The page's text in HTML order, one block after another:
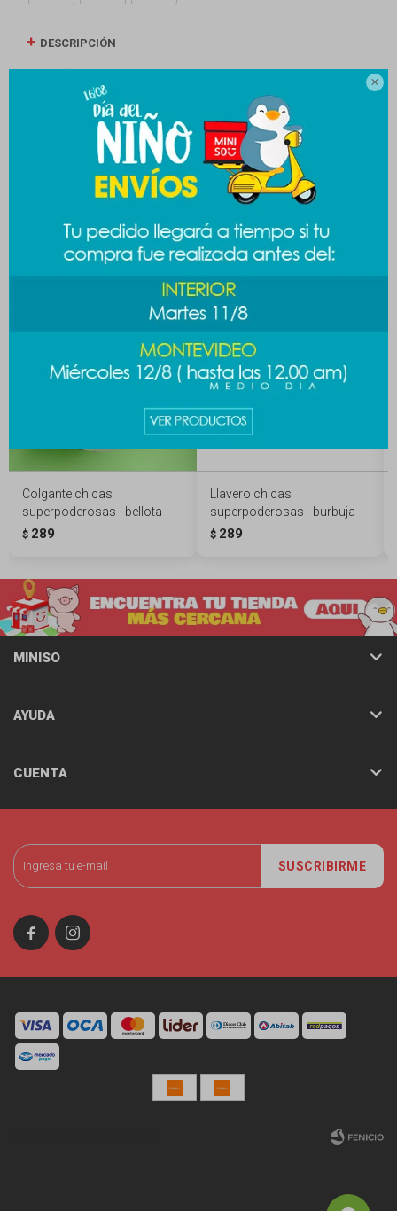

DESCRIPCIÓN
CAMBIOS Y DEVOLUCIONES
MEDIOS DE PAGO
Productos que te pueden interesar
Colgante chicas
superpoderosas - bellota
$ 289
Llavero chicas
superpoderosas - burbuja
$ 289
SUSCRIBIRME
 
MINISO
AYUDA
CUENTA